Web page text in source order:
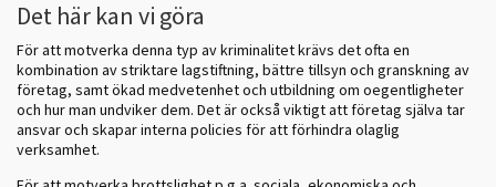
Det här kan vi göra
För att motverka denna typ av kriminalitet krävs det ofta en
kombination av striktare lagstiftning, bättre tillsyn och granskning av
företag, samt ökad medvetenhet och utbildning om oegentligheter
och hur man undviker dem. Det är också viktigt att företag själva tar
ansvar och skapar interna policies för att förhindra olaglig
verksamhet.